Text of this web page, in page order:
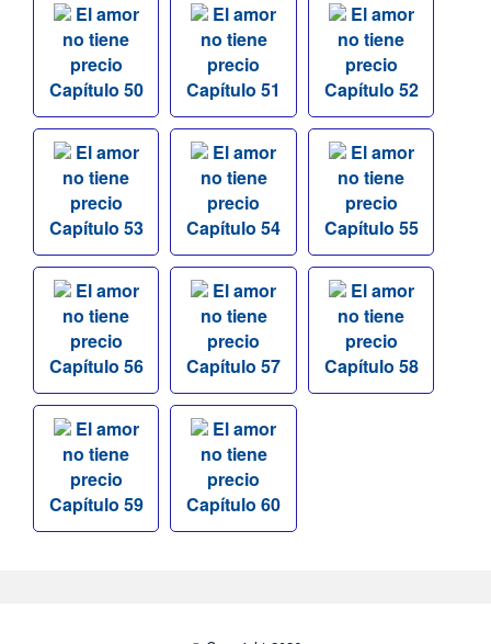
El amor
no tiene
precio
Capítulo 50
El amor
no tiene
precio
Capítulo 51
El amor
no tiene
precio
Capítulo 52
El amor
no tiene
precio
Capítulo 53
El amor
no tiene
precio
Capítulo 54
El amor
no tiene
precio
Capítulo 55
El amor
no tiene
precio
Capítulo 56
El amor
no tiene
precio
Capítulo 57
El amor
no tiene
precio
Capítulo 58
El amor
no tiene
precio
Capítulo 59
El amor
no tiene
precio
Capítulo 60